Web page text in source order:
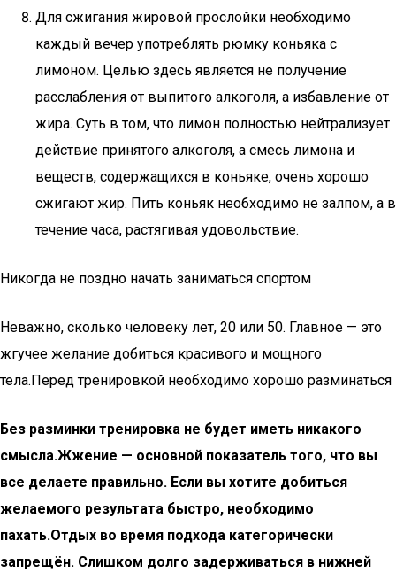
Для сжигания жировой прослойки необходимо
каждый вечер употреблять рюмку коньяка с
лимоном. Целью здесь является не получение
расслабления от выпитого алкоголя, а избавление от
жира. Суть в том, что лимон полностью нейтрализует
действие принятого алкоголя, а смесь лимона и
веществ, содержащихся в коньяке, очень хорошо
сжигают жир. Пить коньяк необходимо не залпом, а в
течение часа, растягивая удовольствие.
Никогда не поздно начать заниматься спортом
Неважно, сколько человеку лет, 20 или 50. Главное — это
жгучее желание добиться красивого и мощного
тела.Перед тренировкой необходимо хорошо разминаться
Без разминки тренировка не будет иметь никакого
смысла.Жжение — основной показатель того, что вы
все делаете правильно. Если вы хотите добиться
желаемого результата быстро, необходимо
пахать.Отдых во время подхода категорически
запрещён. Слишком долго задерживаться в нижней